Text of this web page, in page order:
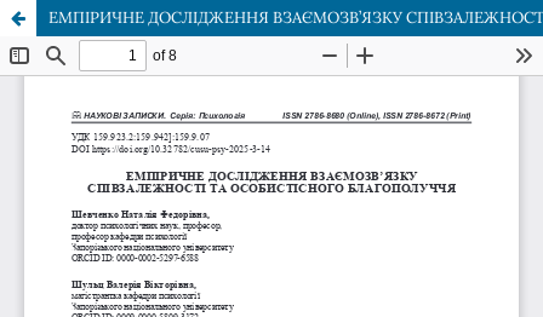
ЕМПІРИЧНЕ ДОСЛІДЖЕННЯ ВЗАЄМОЗВ’ЯЗКУ